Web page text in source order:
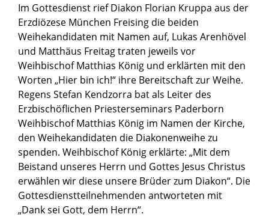
Im Gottesdienst rief Diakon Florian Kruppa aus der
Erzdiözese München Freising die beiden
Weihekandidaten mit Namen auf, Lukas Arenhövel
und Matthäus Freitag traten jeweils vor
Weihbischof Matthias König und erklärten mit den
Worten „Hier bin ich!“ ihre Bereitschaft zur Weihe.
Regens Stefan Kendzorra bat als Leiter des
Erzbischöflichen Priesterseminars Paderborn
Weihbischof Matthias König im Namen der Kirche,
den Weihekandidaten die Diakonenweihe zu
spenden. Weihbischof König erklärte: „Mit dem
Beistand unseres Herrn und Gottes Jesus Christus
erwählen wir diese unsere Brüder zum Diakon“. Die
Gottesdienstteilnehmenden antworteten mit
„Dank sei Gott, dem Herrn“.